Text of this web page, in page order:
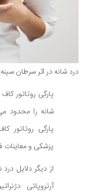
درد شانه در اثر سرطان سینه
پارگی روتاتور
شانه را محدود
پارگی
پزشکی و معاینات
از دیگر دلایل
آرتروپاتی